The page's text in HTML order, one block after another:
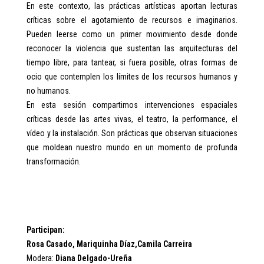
En este contexto, las prácticas artísticas aportan lecturas
críticas sobre el agotamiento de recursos e imaginarios.
Pueden leerse como un primer movimiento desde donde
reconocer la violencia que sustentan las arquitecturas del
tiempo libre, para tantear, si fuera posible, otras formas de
ocio que contemplen los límites de los recursos humanos y
no humanos.
En esta sesión compartimos intervenciones espaciales
críticas desde las artes vivas, el teatro, la performance, el
vídeo y la instalación. Son prácticas que observan situaciones
que moldean nuestro mundo en un momento de profunda
transformación.
Participan:
Rosa Casado, Mariquinha Díaz,Camila Carreira
Modera: Diana Delgado-Ureña